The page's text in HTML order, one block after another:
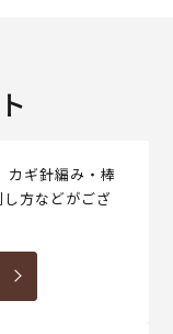
カギ針編み・棒
方などがござ